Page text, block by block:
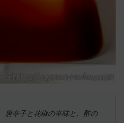
唐辛子と花椒の辛味と、酢の